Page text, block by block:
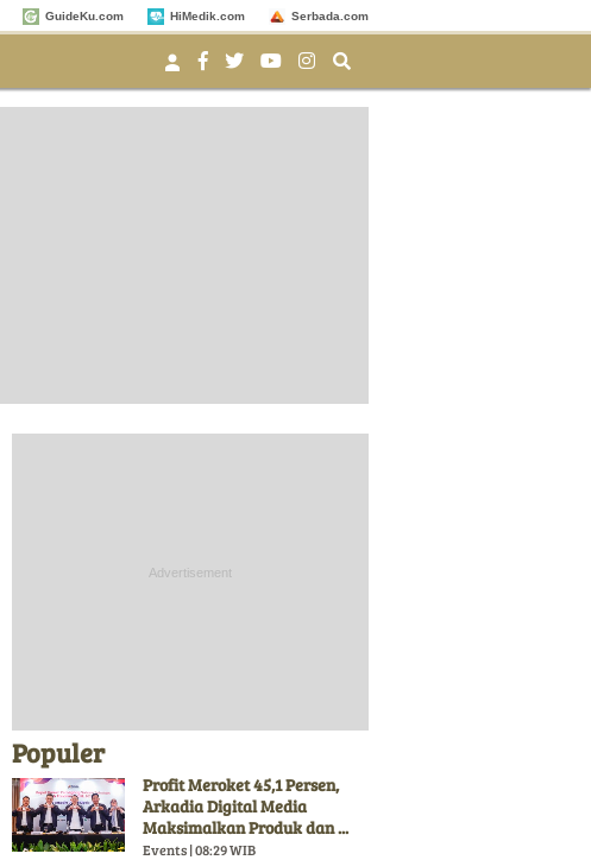
GuideKu.com HiMedik.com Serbada.com
Populer
Profit Meroket 45,1 Persen,
Arkadia Digital Media
Maksimalkan Produk dan ...
Events | 08:29 WIB